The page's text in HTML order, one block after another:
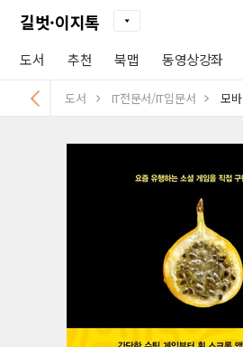
길벗·이지톡
도서 추천 북맵 동영상강좌
도서 IT전문서/IT입문서 모